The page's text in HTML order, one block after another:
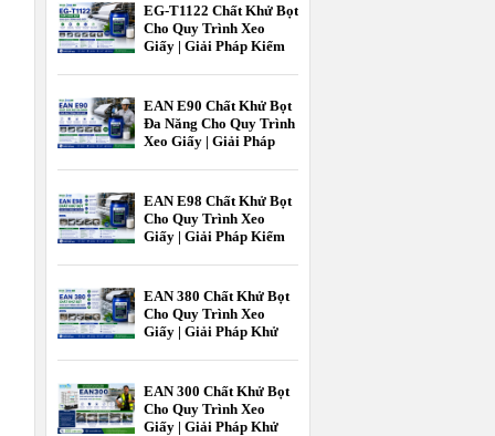
EG-T1122 Chất Khử Bọt
Cho Quy Trình Xeo
Giấy | Giải Pháp Kiểm
EAN E90 Chất Khử Bọt
Đa Năng Cho Quy Trình
Xeo Giấy | Giải Pháp
EAN E98 Chất Khử Bọt
Cho Quy Trình Xeo
Giấy | Giải Pháp Kiểm
EcooneChem
EAN 380 Chất Khử Bọt
Cho Quy Trình Xeo
Giấy | Giải Pháp Khử
Giấy | Ecoone Chem
EAN 300 Chất Khử Bọt
Cho Quy Trình Xeo
Giấy | Giải Pháp Khử